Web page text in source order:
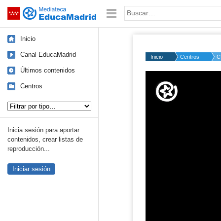
Saltar navegación Palabra o frase:
Inicio
Canal EducaMadrid
Últimos contenidos
Centros
Inicia sesión para aportar
contenidos, crear listas de
reproducción...
Iniciar sesión
Inicio Centros
50%